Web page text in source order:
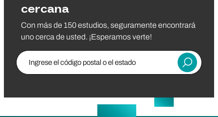
cercana
Con más de 150 estudios, seguramente encontrará
uno cerca de usted. ¡Esperamos verte!
Ingrese el código postal o el estado
Entregar